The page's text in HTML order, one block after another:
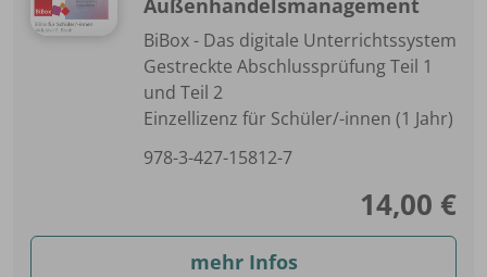
Außenhandelsmanagement
BiBox - Das digitale Unterrichtssystem
Gestreckte Abschlussprüfung Teil 1
und Teil 2
Einzellizenz für Schüler/-innen (1 Jahr)
978-3-427-15812-7
14,00 €
mehr Infos